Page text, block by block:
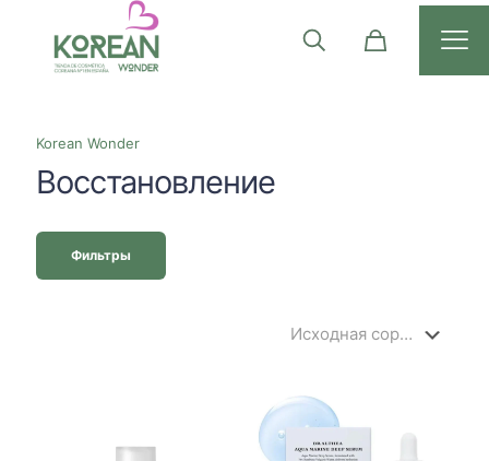
Korean Wonder
Восстановление
Фильтры